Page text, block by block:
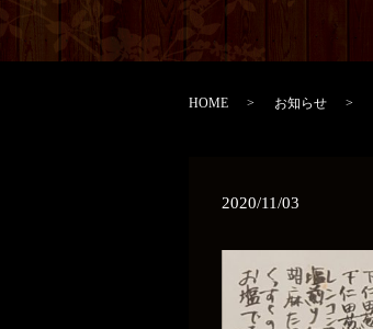
HOME お知らせ
2020/11/03